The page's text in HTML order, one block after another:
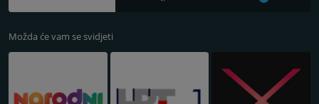
Možda će vam se svidjeti